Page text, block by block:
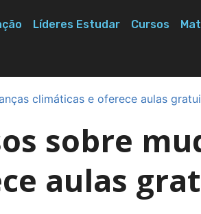
Líderes Estudar Cursos
climáticas e oferece aulas
sobre
aulas